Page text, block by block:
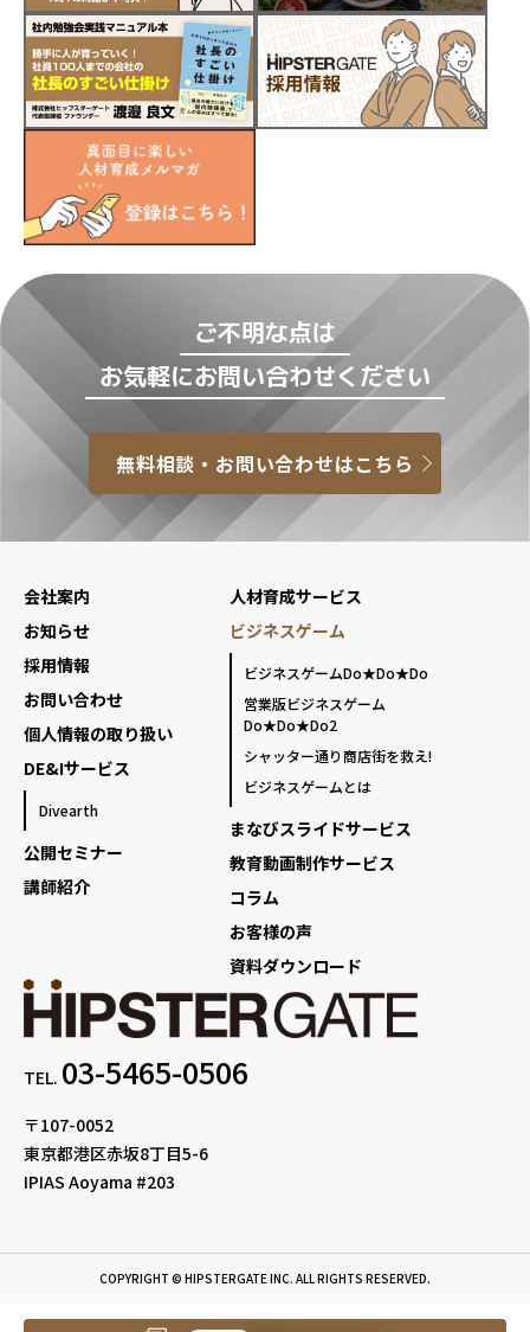
ご不明な点は
お気軽にお問い合わせください
無料相談・お問い合わせはこちら
TEL. 03-5465-0506
〒107-0052
東京都港区赤坂8丁目5-6
IPIAS Aoyama #203
会社案内
お知らせ
採用情報
お問い合わせ
個人情報の取り扱い
DE&Iサービス
Divearth
公開セミナー
講師紹介
人材育成サービス
ビジネスゲーム
ビジネスゲームDo★Do★Do
営業版ビジネスゲーム
Do★Do★Do2
シャッター通り商店街を救え!
ビジネスゲームとは
まなびスライドサービス
教育動画制作サービス
コラム
お客様の声
資料ダウンロード
COPYRIGHT © HIPSTERGATE INC. ALL RIGHTS RESERVED.